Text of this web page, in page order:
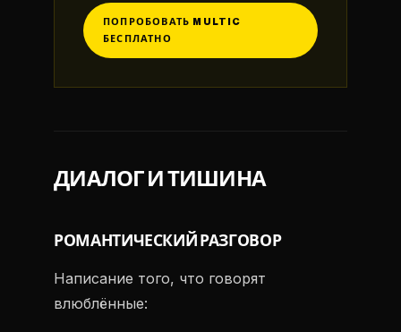
ПОПРОБОВАТЬ MULTIC
БЕСПЛАТНО
ДИАЛОГ И ТИШИНА
РОМАНТИЧЕСКИЙ РАЗГОВОР
Написание того, что говорят
влюблённые: